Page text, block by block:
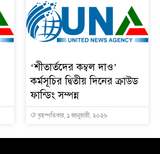
‘শীতার্তদের কম্বল দাও’
কর্মসূচির দ্বিতীয় দিনের ক্রাউড
ফান্ডিং সম্পন্ন
বৃহস্পতিবার, ১ জানুয়ারী, ২০২৬